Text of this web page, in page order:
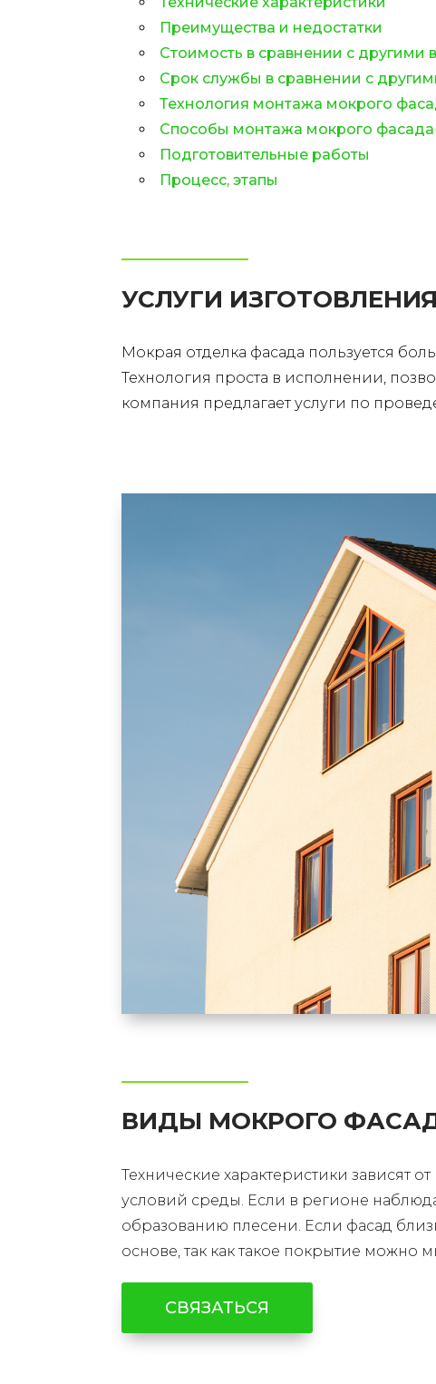
Преимущества и недостатки
Стоимость в сравнении с другими
Срок службы в сравнении с
Технология монтажа мокрого
Способы монтажа мокрого фасада
Подготовительные работы
Процесс, этапы
УСЛУГИ
Мокрая отделка фасада пользуется
Технология проста в исполнении,
компания предлагает услуги по
ВИДЫ МОКРОГО
Технические характеристики зависят
условий среды. Если в регионе
образованию плесени. Если фасад
основе, так как такое покрытие можно
СВЯЗАТЬСЯ